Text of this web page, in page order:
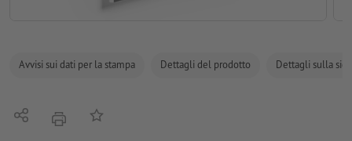
Avvisi sui dati per la stampa Dettagli del prodotto Dettagli sulla
Condividistamparealla lista preferiti